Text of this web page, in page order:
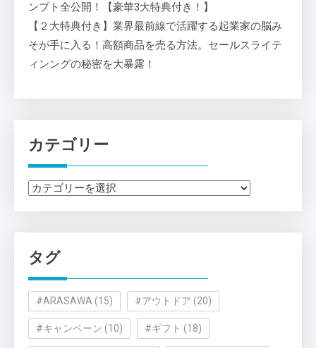
ンプト全公開！【豪華3大特典付き！】
【２大特典付き】業界最前線で活躍する起業家の脳み
そが手に入る！高額商品を売る方法。セールスライテ
ィンングの秘密を大暴露！
カテゴリー
カ
ー
タグ
#ARASAWA (15) #アウトドア (20)
#キャンペーン (10) #ギフト (18)